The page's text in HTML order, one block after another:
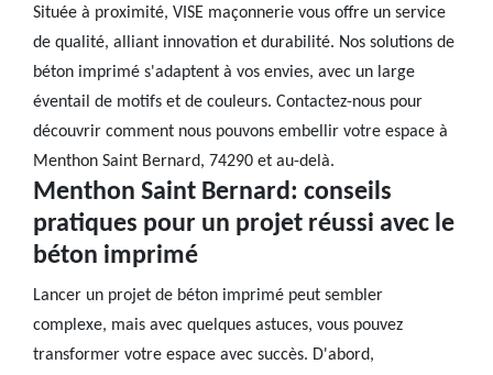
Située à proximité, VISE maçonnerie vous offre un service
de qualité, alliant innovation et durabilité. Nos solutions de
béton imprimé s'adaptent à vos envies, avec un large
éventail de motifs et de couleurs. Contactez-nous pour
découvrir comment nous pouvons embellir votre espace à
Menthon Saint Bernard, 74290 et au-delà.
Menthon Saint Bernard: conseils
pratiques pour un projet réussi avec le
béton imprimé
Lancer un projet de béton imprimé peut sembler
complexe, mais avec quelques astuces, vous pouvez
transformer votre espace avec succès. D'abord,